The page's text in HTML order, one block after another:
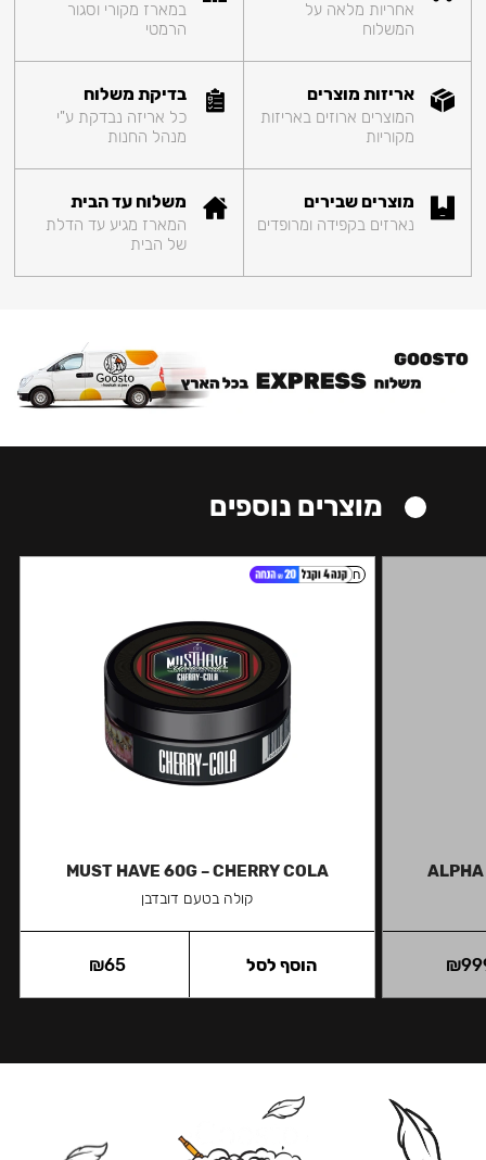
אחריות מלאה על
המשלוח
במארז מקורי וסגור
הרמטי
אריזות מוצרים
המוצרים ארוזים באריזות
מקוריות
בדיקת משלוח
כל אריזה נבדקת ע"י
מנהל החנות
מוצרים שבירים
נארזים בקפידה ומרופדים
משלוח עד הבית
המארז מגיע עד הדלת
של הבית
מוצרים נוספים
ALPHA
₪
חזק
MUST HAVE 60G – CHERRY COLA
קולה בטעם דובדבן
₪65 הוסף לסל